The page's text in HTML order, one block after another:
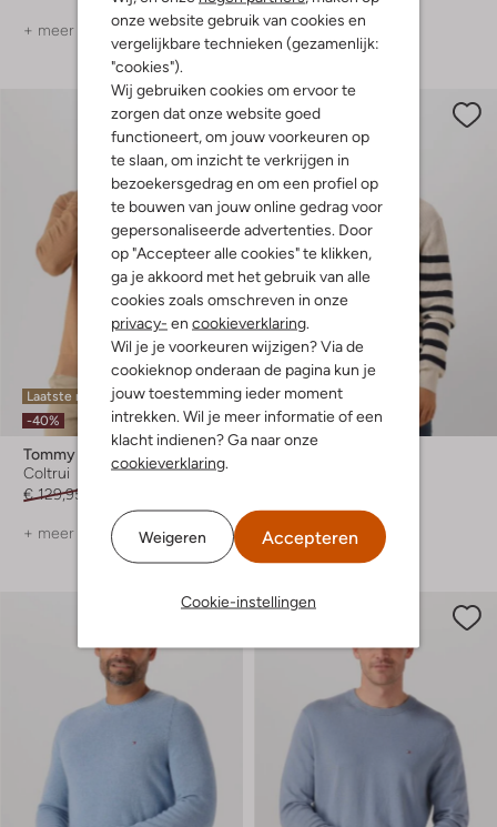
onze website gebruik van cookies en
vergelijkbare technieken (gezamenlijk:
"cookies").
Wij gebruiken cookies om ervoor te
zorgen dat onze website goed
functioneert, om jouw voorkeuren op
te slaan, om inzicht te verkrijgen in
bezoekersgedrag en om een profiel op
te bouwen van jouw online gedrag voor
gepersonaliseerde advertenties. Door
op "Accepteer alle cookies" te klikken,
ga je akkoord met het gebruik van alle
cookies zoals omschreven in onze
privacy- en cookieverklaring.
Wil je je voorkeuren wijzigen? Via de
cookieknop onderaan de pagina kun je
jouw toestemming ieder moment
intrekken. Wil je meer informatie of een
klacht indienen? Ga naar onze
cookieverklaring.
Weigeren Accepteren
Cookie-instellingen
+ meer kleuren + meer kleuren
Laatste maten
-40%
Tommy Hilfiger
Coltrui
€ 129,95
+ meer kleuren
Laatste maten
-40%
+ meer kleuren